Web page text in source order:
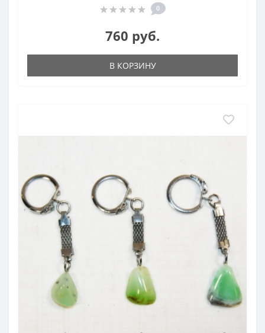
0
760 руб.
В КОРЗИНУ